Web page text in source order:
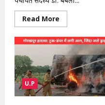
Read More
more
Modinagar
Farmer
Protest
:
मोदीनगर
तहसील
में
किसानों
का
बड़ा
U.P